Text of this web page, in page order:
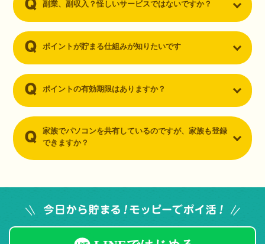
副業、副収入？怪しいサービスではないですか？
ポイントが貯まる仕組みが知りたいです
ポイントの有効期限はありますか？
家族でパソコンを共有しているのですが、家族も登録
できますか？